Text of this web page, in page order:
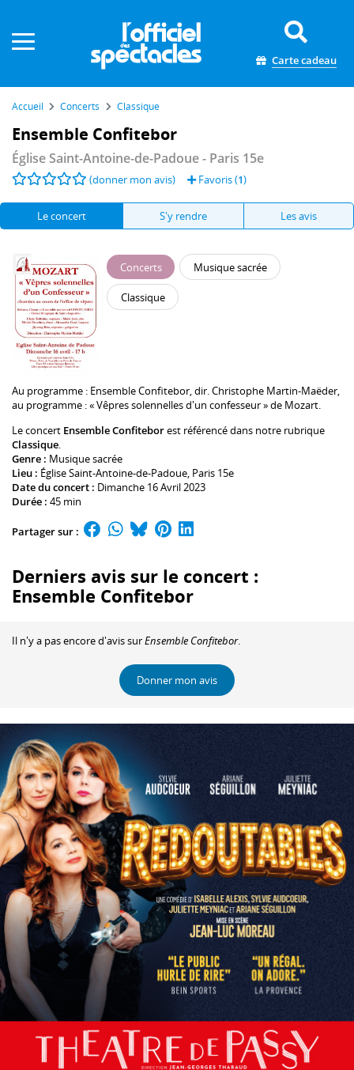
Carte cadeau
Accueil Concerts Classique
Ensemble Confitebor
Église Saint-Antoine-de-Padoue- Paris 15e
(donner mon avis) Favoris (1)
Le concert S'y rendre Les avis
Concerts Musique sacrée
Classique
Au programme : Ensemble Confitebor, dir.Christophe Martin-Maëder,
au programme : « Vêpres solennelles d'un confesseur » de Mozart.
Le concert Ensemble Confiteborest référencé dans notre rubrique
Classique.
Genre : Musique sacrée
Lieu : Église Saint-Antoine-de-Padoue, Paris 15e
Date du concert : Dimanche 16 Avril 2023
Durée : 45 min
Partager sur :
Derniers avis sur le concert :
Ensemble Confitebor
Il n'y a pas encore d'avis surEnsemble Confitebor.
Donner mon avis